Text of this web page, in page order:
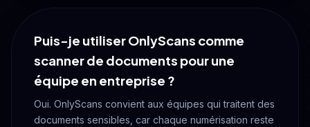
Puis-je utiliser OnlyScans comme
scanner de documents pour une
équipe en entreprise ?
Oui. OnlyScans convient aux équipes qui traitent des
documents sensibles, car chaque numérisation reste